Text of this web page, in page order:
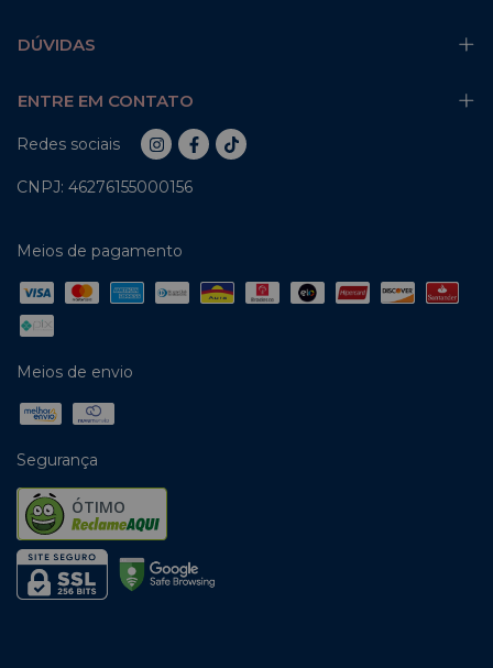
DÚVIDAS
ENTRE EM CONTATO
Redes sociais
CNPJ: 46276155000156
Meios de pagamento
Meios de envio
Segurança
ÓTIMO